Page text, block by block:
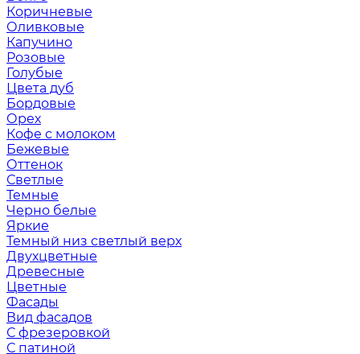
Коричневые
Оливковые
Капучино
Розовые
Голубые
Цвета дуб
Бордовые
Орех
Кофе с молоком
Бежевые
Оттенок
Светлые
Темные
Черно белые
Яркие
Темный низ светлый верх
Двухцветные
Древесные
Цветные
Фасады
Вид фасадов
С фрезеровкой
С патиной